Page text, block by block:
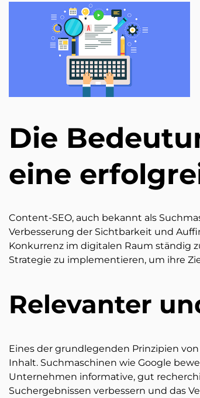
Die
eine
Content-SEO, auch bekannt als
Verbesserung der Sichtbarkeit und
Konkurrenz im digitalen Raum ständig
Strategie zu implementieren, um ihre
Relevanter
Eines der grundlegenden Prinzipien
Inhalt. Suchmaschinen wie Google
Unternehmen informative, gut
Suchergebnissen verbessern und das